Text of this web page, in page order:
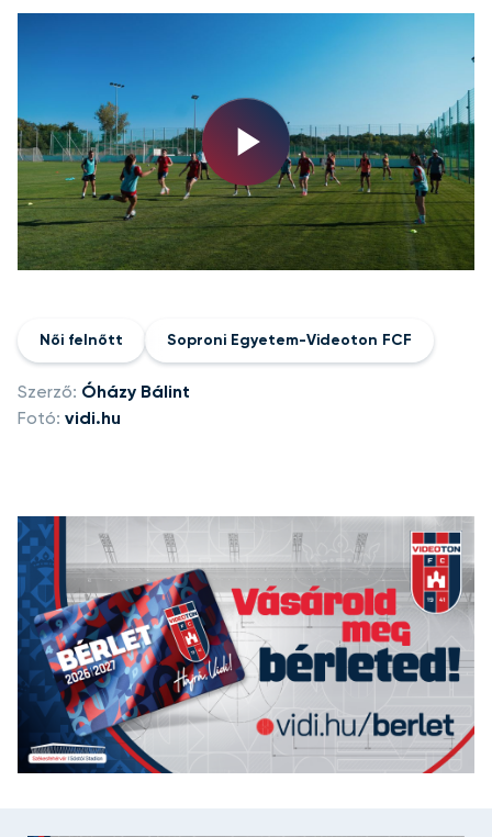
Play
Video
Női felnőtt Soproni Egyetem-Videoton FCF
Szerző: Óházy Bálint
Fotó: vidi.hu